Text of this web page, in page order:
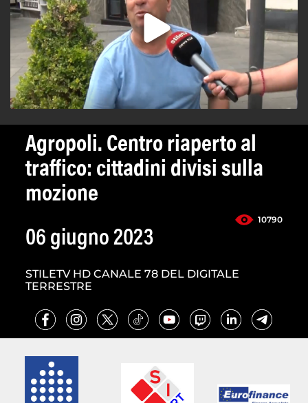
Agropoli. Centro riaperto al
traffico: cittadini divisi sulla
mozione
10790
06 giugno 2023
STILETV HD CANALE 78 DEL DIGITALE
TERRESTRE